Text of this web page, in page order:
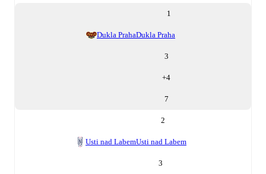
1
Dukla PrahaDukla Praha
3
+4
7
2
Usti nad LabemUsti nad Labem
3